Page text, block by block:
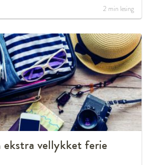
2 min lesing
vellykket ferie